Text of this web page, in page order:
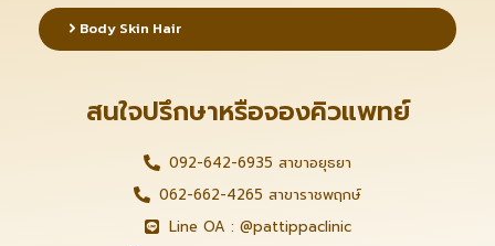
Body Skin Hair
​สนใจปรึกษาหรือจองคิวแพทย์
092-642-6935 สาขาอยุธยา
062-662-4265 สาขาราชพฤกษ์
Line OA : @pattippaclinic